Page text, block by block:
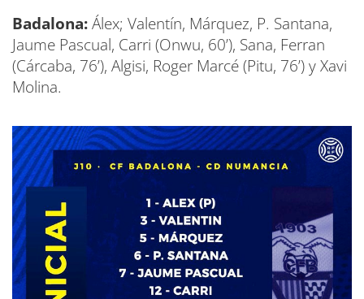
Badalona:Álex; Valentín, Márquez, P. Santana,
Jaume Pascual, Carri (Onwu, 60’), Sana, Ferran
(Cárcaba, 76’), Algisi, Roger Marcé (Pitu, 76’) y Xavi
Molina.